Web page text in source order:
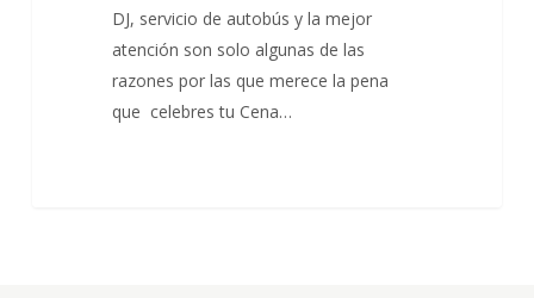
DJ, servicio de autobús y la mejor
atención son solo algunas de las
razones por las que merece la pena
que celebres tu Cena…